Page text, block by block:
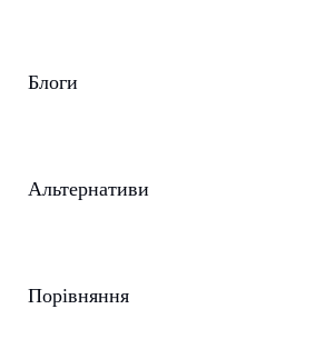
Блоги
Альтернативи
Порівняння